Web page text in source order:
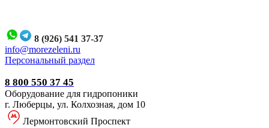
8 (926) 541 37-37
info@morezeleni.ru
Персональный раздел
8 800 550 37 45
Оборудование для гидропоники
г. Люберцы, ул. Колхозная, дом 10
Лермонтовский Проспект